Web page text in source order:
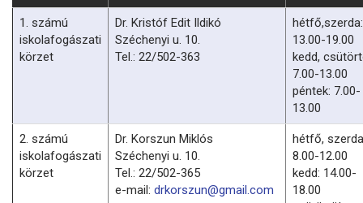
1. számú
iskolafogászati
körzet
Dr. Kristóf Edit Ildikó
Széchenyi u. 10.
Tel.: 22/502-363
hétfő,szerda:
13.00-19.00
kedd,
7.00-13.00
péntek: 7.00-
13.00
2. számú
iskolafogászati
körzet
Dr. Korszun Miklós
Széchenyi u. 10.
Tel.: 22/502-365
e-mail: drkorszun@gmail.com
hétfő,
8.00-12.00
kedd: 14.00-
18.00